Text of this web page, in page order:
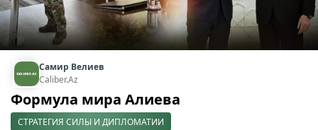
Самир Велиев
Caliber.Az
Формула мира Алиева
СТРАТЕГИЯ СИЛЫ И ДИПЛОМАТИИ